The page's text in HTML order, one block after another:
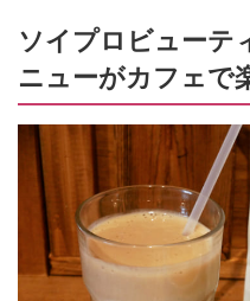
ソイプロビューテ
ニューがカフェで